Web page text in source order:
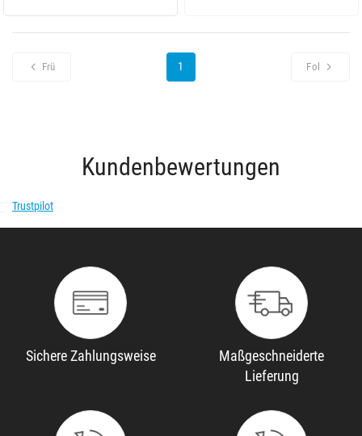
Frü 1 Fol
Kundenbewertungen
Trustpilot
Sichere Zahlungsweise
Maßgeschneiderte
Lieferung